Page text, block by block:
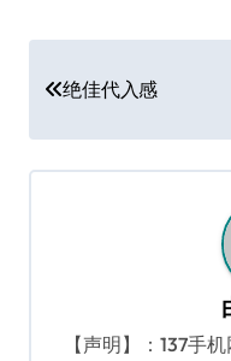
章
导
航
绝佳代入感
【声明】：137手